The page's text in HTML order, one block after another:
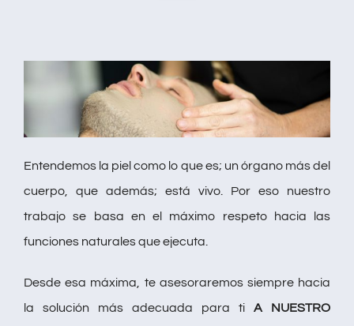
Entendemos la piel como lo que es; un órgano más del
cuerpo, que además; está vivo. Por eso nuestro
trabajo se basa en el máximo respeto hacia las
funciones naturales que ejecuta.
Desde esa máxima, te asesoraremos siempre hacia
la solución más adecuada para ti A NUESTRO